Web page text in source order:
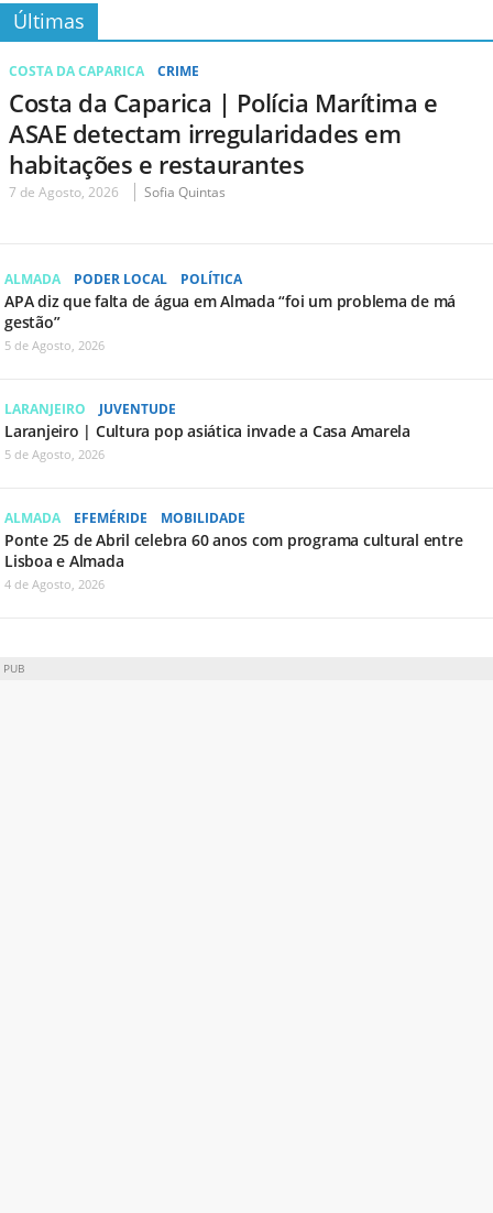
Últimas
COSTA DA CAPARICA CRIME
Costa da Caparica | Polícia Marítima e
ASAE detectam irregularidades em
habitações e restaurantes
7 de Agosto, 2026 Sofia Quintas
ALMADA PODER LOCAL POLÍTICA
APA diz que falta de água em Almada “foi um problema de má
gestão”
5 de Agosto, 2026
LARANJEIRO JUVENTUDE
Laranjeiro | Cultura pop asiática invade a Casa Amarela
5 de Agosto, 2026
ALMADA EFEMÉRIDE MOBILIDADE
Ponte 25 de Abril celebra 60 anos com programa cultural entre
Lisboa e Almada
4 de Agosto, 2026
PUB